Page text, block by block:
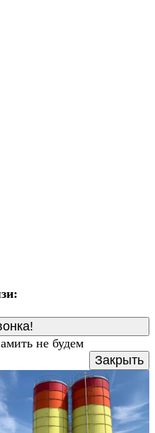
не будем
Закрыть